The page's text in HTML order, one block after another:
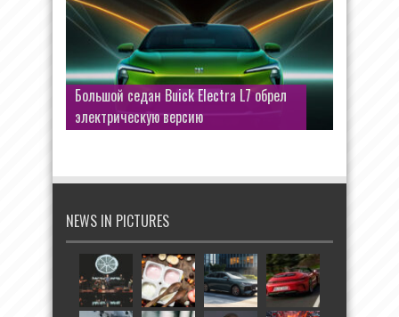
Большой седан Buick Electra L7 обрел
электрическую версию
Электронаддув eBoost Air от SRT
Performance: больше мощности без
турбоямы
NEWS IN PICTURES